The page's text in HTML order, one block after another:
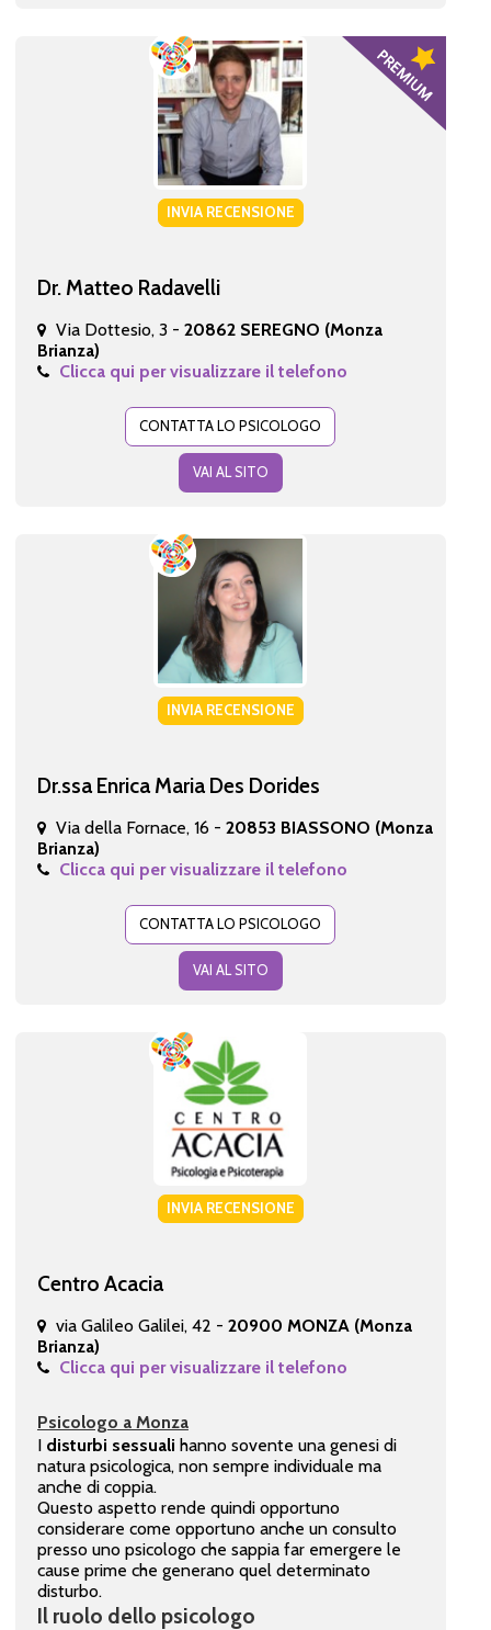
INVIA RECENSIONE
Dr. Matteo Radavelli
Via Dottesio, 3 - 20862 SEREGNO (Monza
Brianza)
Clicca qui per visualizzare il telefono
CONTATTA LO PSICOLOGO
VAI AL SITO
INVIA RECENSIONE
Dr.ssa Enrica Maria Des Dorides
Via della Fornace, 16 - 20853 BIASSONO (Monza
Brianza)
Clicca qui per visualizzare il telefono
CONTATTA LO PSICOLOGO
VAI AL SITO
INVIA RECENSIONE
Centro Acacia
via Galileo Galilei, 42 - 20900 MONZA (Monza
Brianza)
Clicca qui per visualizzare il telefono
Psicologo a Monza
I disturbi sessuali hanno sovente una genesi di
natura psicologica, non sempre individuale ma
anche di coppia.
Questo aspetto rende quindi opportuno
considerare come opportuno anche un consulto
presso uno psicologo che sappia far emergere le
cause prime che generano quel determinato
disturbo.
Il ruolo dello psicologo